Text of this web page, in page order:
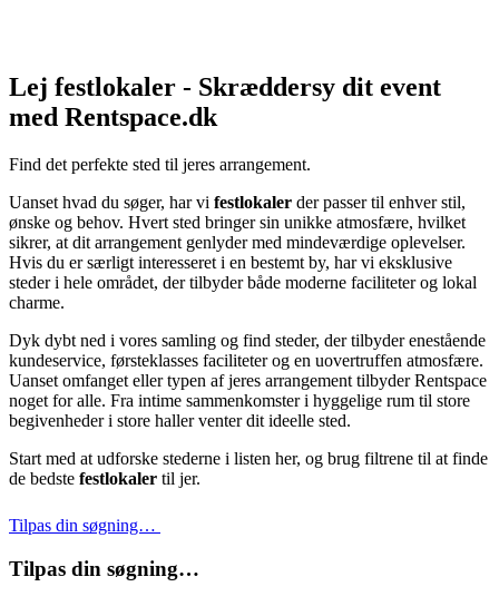
Lej festlokaler - Skræddersy dit event
med Rentspace.dk
Find det perfekte sted til jeres arrangement.
Uanset hvad du søger, har vi festlokaler der passer til enhver stil,
ønske og behov. Hvert sted bringer sin unikke atmosfære, hvilket
sikrer, at dit arrangement genlyder med mindeværdige oplevelser.
Hvis du er særligt interesseret i en bestemt by, har vi eksklusive
steder i hele området, der tilbyder både moderne faciliteter og lokal
charme.
Dyk dybt ned i vores samling og find steder, der tilbyder enestående
kundeservice, førsteklasses faciliteter og en uovertruffen atmosfære.
Uanset omfanget eller typen af jeres arrangement tilbyder Rentspace
noget for alle. Fra intime sammenkomster i hyggelige rum til store
begivenheder i store haller venter dit ideelle sted.
Start med at udforske stederne i listen her, og brug filtrene til at finde
de bedste festlokaler til jer.
Tilpas din søgning…
Tilpas din søgning…